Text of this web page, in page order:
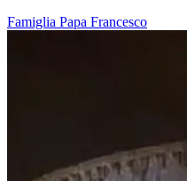
Famiglia Papa Francesco